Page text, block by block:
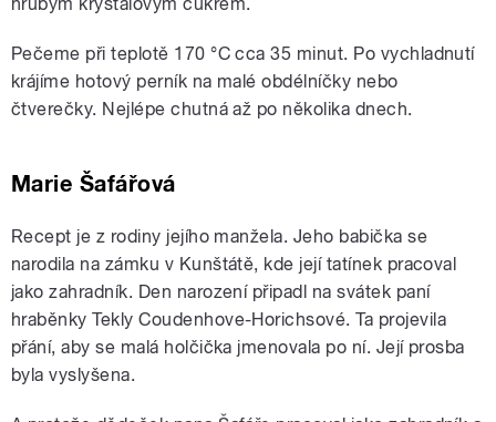
Pečeme při teplotě 170 °C cca 35 minut. Po vychladnutí
krájíme hotový perník na malé obdélníčky nebo
čtverečky. Nejlépe chutná až po několika dnech.
Marie Šafářová
Recept je z rodiny jejího manžela. Jeho babička se
narodila na zámku v Kunštátě, kde její tatínek pracoval
jako zahradník. Den narození připadl na svátek paní
hraběnky Tekly Coudenhove-Horichsové. Ta projevila
přání, aby se malá holčička jmenovala po ní. Její prosba
byla vyslyšena.